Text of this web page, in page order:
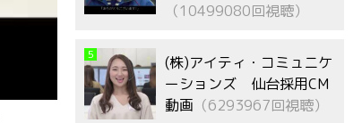
（10499080回視聴）
5
(株)アイティ・コミュニケ
ーションズ 仙台採用CM
動画 （6293967回視聴）